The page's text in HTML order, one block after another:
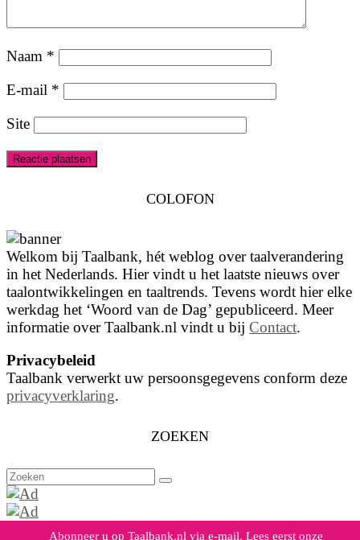
Naam *
E-mail *
Site
COLOFON
Welkom bij Taalbank, hét weblog over taalverandering
in het Nederlands. Hier vindt u het laatste nieuws over
taalontwikkelingen en taaltrends. Tevens wordt hier elke
werkdag het ‘Woord van de Dag’ gepubliceerd. Meer
informatie over Taalbank.nl vindt u bij Contact.
Privacybeleid
Taalbank verwerkt uw persoonsgegevens conform deze
privacyverklaring.
ZOEKEN
Zoeken
naar:
Abonneer u op Taalbank.nl via e-mail. Lees eerst onze